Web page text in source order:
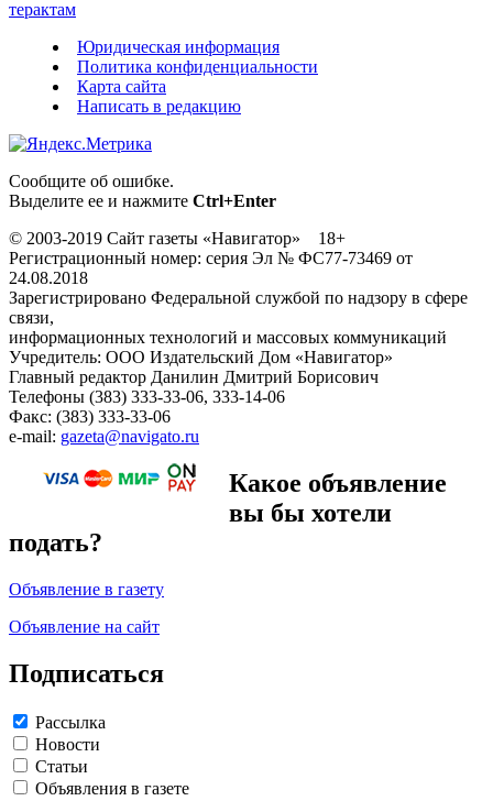
терактам
Юридическая информация
Политика конфиденциальности
Карта сайта
Написать в редакцию
Сообщите об ошибке.
Выделите ее и нажмите Ctrl+Enter
© 2003-2019 Сайт газеты «Навигатор» 18+
Регистрационный номер: серия Эл № ФС77-73469 от
24.08.2018
Зарегистрировано Федеральной службой по надзору в сфере
связи,
информационных технологий и массовых коммуникаций
Учредитель: ООО Издательский Дом «Навигатор»
Главный редактор Данилин Дмитрий Борисович
Телефоны (383) 333-33-06, 333-14-06
Факс: (383) 333-33-06
e-mail: gazeta@navigato.ru
Какое объявление
вы бы хотели
подать?
Объявление в газету
Объявление на сайт
Подписаться
Рассылка
Новости
Статьи
Объявления в газете